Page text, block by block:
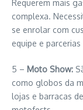
Requerem mais
complexa.
se enrolar com
equipe e
5 – Moto Show:
como globos da
lojas e barracas